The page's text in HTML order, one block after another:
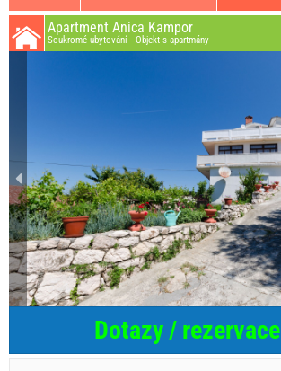
Apartment Anica Kampor
Soukromé ubytování - Objekt s apartmány
Dotazy / rezervace